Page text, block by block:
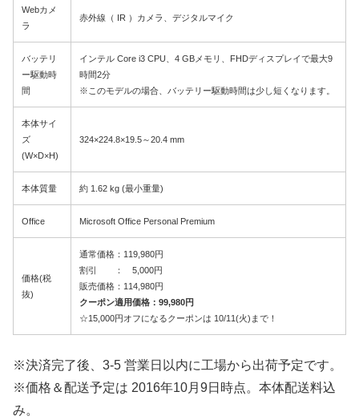
Webカメ
ラ
赤外線（ IR ）カメラ、デジタルマイク
バッテリ
ー駆動時
間
インテル Core i3 CPU、4 GBメモリ、FHDディスプレイで最大9
時間2分
※このモデルの場合、バッテリー駆動時間は少し短くなります。
本体サイ
ズ
(W×D×H)
324×224.8×19.5～20.4 mm
本体質量 約 1.62 kg (最小重量)
Office Microsoft Office Personal Premium
価格(税
抜)
通常価格：119,980円
割引 ： 5,000円
販売価格：114,980円
クーポン適用価格：99,980円
☆15,000円オフになるクーポンは 10/11(火)まで！
※決済完了後、3-5 営業日以内に工場から出荷予定です。
※価格＆配送予定は 2016年10月9日時点。本体配送料込
み。